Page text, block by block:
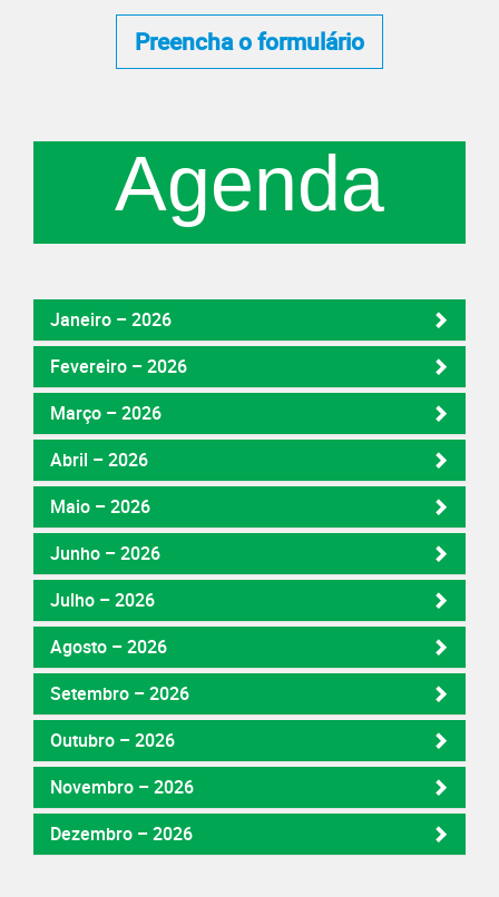
Preencha o formulário
Agenda
Janeiro – 2026
Fevereiro – 2026
Março – 2026
Abril – 2026
Maio – 2026
Junho – 2026
Julho – 2026
Agosto – 2026
Setembro – 2026
Outubro – 2026
Novembro – 2026
Dezembro – 2026